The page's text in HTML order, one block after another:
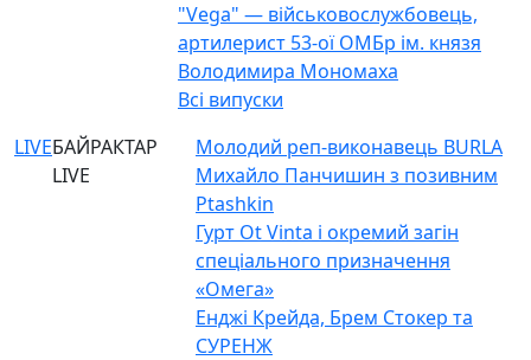
"Vega" — військовослужбовець,
артилерист 53-ої ОМБр ім. князя
Володимира Мономаха
Всі випуски
LIVEБАЙРАКТАР
LIVE
Молодий реп-виконавець BURLA
Михайло Панчишин з позивним
Ptashkin
Гурт Ot Vinta і окремий загін
спеціального призначення
«Омега»
Енджі Крейда, Брем Стокер та
СУРЕНЖ